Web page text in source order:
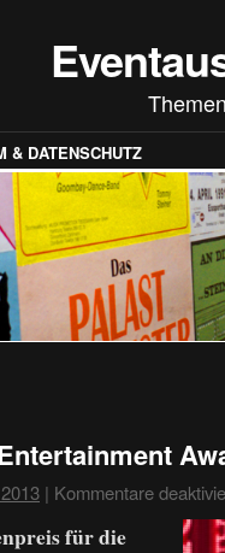
& DATENSCHUTZ
| Kommentare
für die